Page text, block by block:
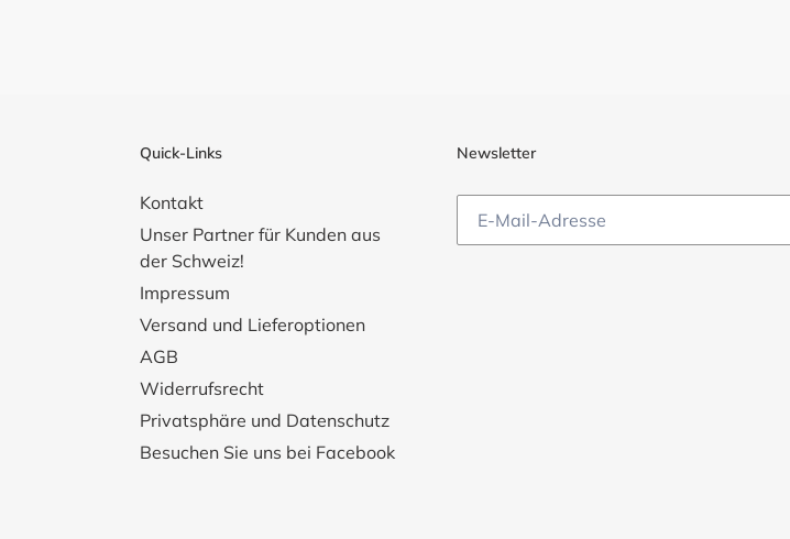
Quick-Links
Kontakt
Unser Partner für Kunden aus
der Schweiz!
Impressum
Versand und Lieferoptionen
AGB
Widerrufsrecht
Privatsphäre und Datenschutz
Besuchen Sie uns bei Facebook
Newsletter